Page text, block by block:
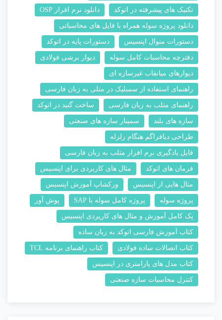
تکنیک های پیشرفته در اتوکد دانلود نرم افزار OSP
دانلود پروژه سوله همراه با فایل های محاسباتی
دستورات منوال اپنسیس دستورات پایه در اتوکد
دفترچه محاسبات کامل سوله دیوار برشی فولادی
دیوارهای میانقاب غیرسازه ای
راهنمای استفاده از سمبلیک در متلی به زبان فارسی
راهنمای متلب به زبان فارسی ساخت گنبد در اتوکد
سازه های بلند سمینار سازه های صنعتی
طراحی دیافراگم هنگام زلزله
فایل یادگیری نرم افزار متلب به زبان فارسی
فرمان های اتوکد مثال های کاربردی برای اپنسیس
مثال هایی از اپنسیس ورکشاپ آموزش اپنسیس
پروژه سوله پروژه کامل سوله با SAP پوش آور
پک کامل آموزش و مثال های کاریردی اپنسیس
کتاب آموزش فارسی اتوکد به زبان ساده
کتاب اتصالات ساده فولادی کتاب راهنمای برنامه TCL
کتاب مدل های پارامتری در اپنسیس
کنترل محاسبات سازه صنعتی